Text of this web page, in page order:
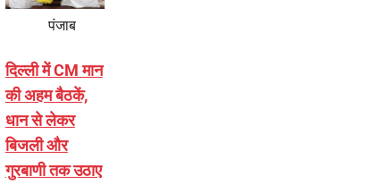
पंजाब
दिल्ली में CM मान
की अहम बैठकें,
धान से लेकर
बिजली और
गुरबाणी तक उठाए